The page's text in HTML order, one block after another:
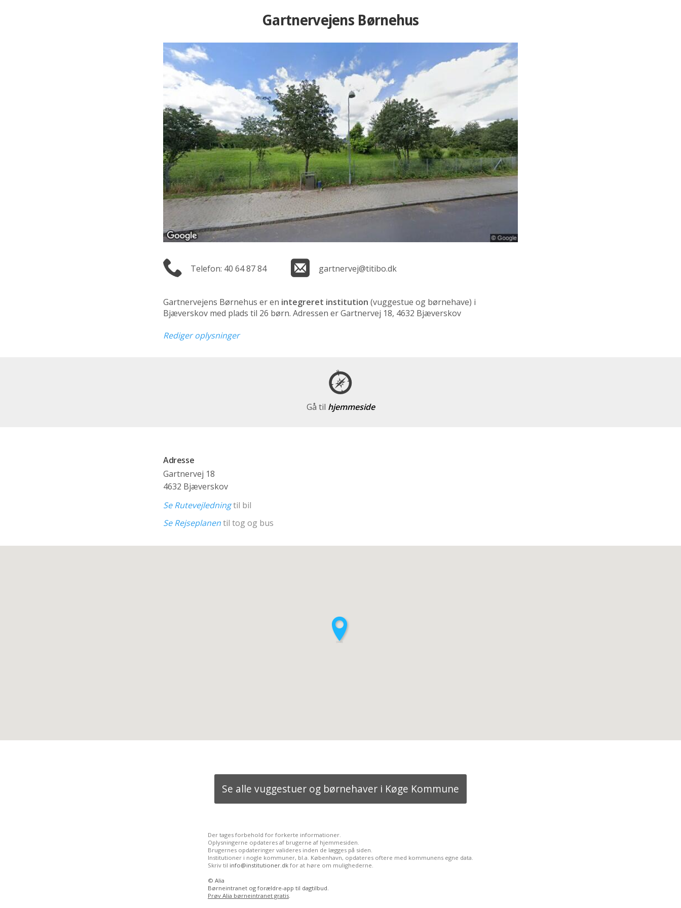
Gartnervejens Børnehus
Telefon: 40 64 87 84 gartnervej@titibo.dk
Gartnervejens Børnehus er en integreret institution (vuggestue og børnehave) i
Bjæverskov med plads til 26 børn. Adressen er Gartnervej 18, 4632 Bjæverskov
Rediger oplysninger
Gå til hjemmeside
Adresse
Gartnervej 18
4632 Bjæverskov
Se Rutevejledningtil bil
Se Rejseplanentil tog og bus
Se alle vuggestuer og børnehaver i Køge Kommune
Der tages forbehold for forkerte informationer.
Oplysningerne opdateres af brugerne af hjemmesiden.
Brugernes opdateringer valideres inden de lægges på siden.
Institutioner i nogle kommuner, bl.a. København, opdateres oftere med kommunens egne data.
Skriv til info@institutioner.dk for at høre om mulighederne.
© Alia
Børneintranet og forældre-app til dagtilbud.
Prøv Alia børneintranet gratis